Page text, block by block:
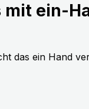
ein-
das ein Hand